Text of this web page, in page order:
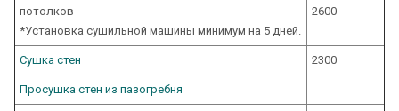
потолков
*Установка сушильной машины минимум на 5 дней.
2600
Сушка стен 2300
Просушка стен из пазогребня